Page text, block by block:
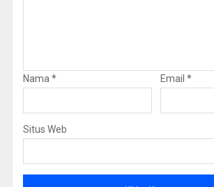
Nama * Email *
Situs Web